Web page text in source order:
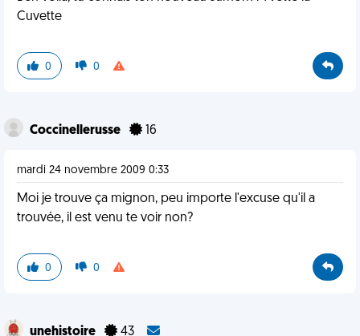
Cuvette
0 0
Coccinellerusse 16
mardi 24 novembre 2009 0:33
Moi je trouve ça mignon, peu importe l'excuse qu'il a
trouvée, il est venu te voir non?
0 0
unehistoire 43